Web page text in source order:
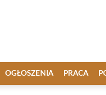
OGŁOSZENIA PRACA